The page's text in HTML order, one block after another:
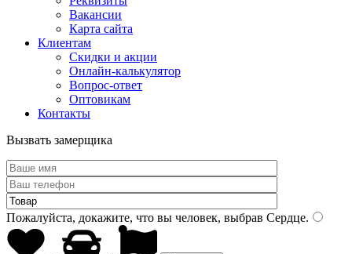
Вакансии
Карта сайта
Клиентам
Скидки и акции
Онлайн-калькулятор
Вопрос-ответ
Оптовикам
Контакты
Вызвать замерщика
Пожалуйста, докажите, что вы человек, выбрав Сердце.